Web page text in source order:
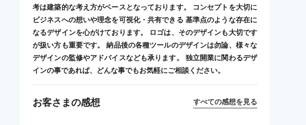
考は建築的な考え方がベースとなっております。 コンセプトを大切に
ビジネスへの想いや理念を可視化・共有できる 基準点のような存在に
なるデザインを心がけております。 ロゴは、そのデザインも大切です
が扱い方も重要です。 納品後の各種ツールのデザインは勿論、様々な
デザインの監修やアドバイスなども承ります。 独立開業に関わるデザ
インの事であれば、どんな事でもお気軽にご相談ください。
お客さまの感想 すべての感想を見る